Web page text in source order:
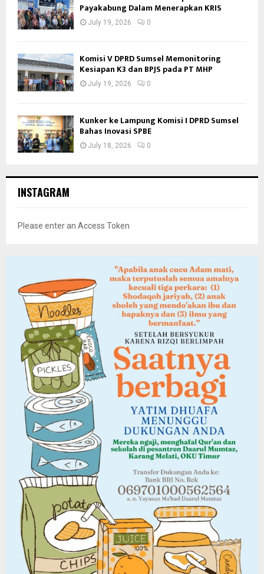
Payakabung Dalam Menerapkan KRIS
July 19, 2026 0
Komisi V DPRD Sumsel Memonitoring
Kesiapan K3 dan BPJS pada PT MHP
July 19, 2026 0
Kunker ke Lampung Komisi I DPRD Sumsel
Bahas Inovasi SPBE
July 18, 2026 0
INSTAGRAM
Please enter an Access Token